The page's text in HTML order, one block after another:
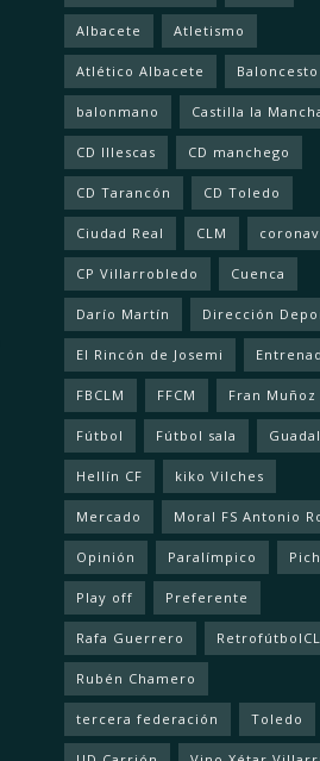
Albacete Atletismo
Atlético Albacete Baloncesto
balonmano Castilla la
CD Illescas CD manchego
CD Tarancón CD Toledo
Ciudad Real CLM
CP Villarrobledo Cuenca
Darío Martín Dirección
El Rincón de Josemi
FBCLM FFCM Fran Muñoz
Fútbol Fútbol sala
Hellín CF kiko Vilches
Mercado Moral FS Antonio
Opinión Paralímpico
Play off Preferente
Rafa Guerrero
Rubén Chamero
tercera federación Toledo